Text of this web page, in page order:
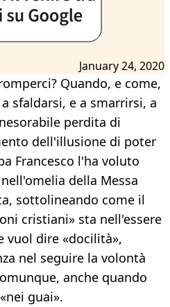
January 24, 2020
Quando, e come,
sfaldarsi, e a smarrirsi, a
perdita di
dell'illusione di poter
Francesco l'ha voluto
della Messa
sottolineando come il
cristiani» sta nell'essere
vuol dire «docilità»,
nel seguire la volontà
anche quando
guai».